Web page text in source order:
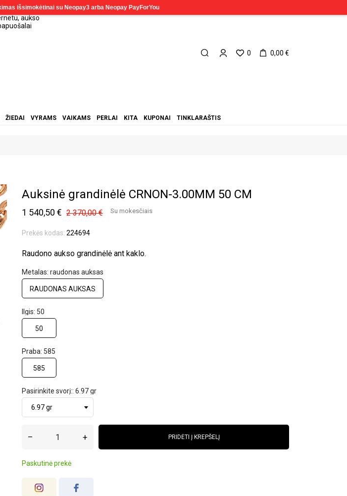
0 0,00 €
ŽIEDAI VYRAMS VAIKAMS PERLAI KITA KUPONAI TINKLARAŠTIS
Auksinė grandinėlė CRNON-3.00MM 50 CM
1 540,50 € 2 370,00 € Su mokesčiais
Prekės kodas: 224694
Raudono aukso grandinėlė ant kaklo.
Metalas: raudonas auksas
RAUDONAS AUKSAS
Ilgis: 50
50
Praba: 585
585
Pasirinkite svorį:: 6.97 gr
– + PRIDĖTI Į KREPŠELĮ
Paskutinė prekė